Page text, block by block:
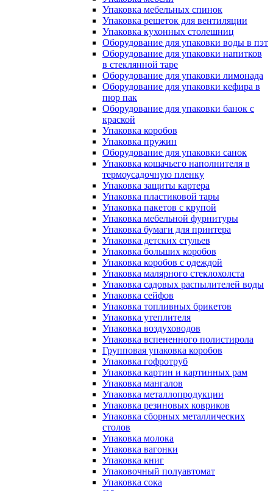
Упаковка мебельных спинок
Упаковка решеток для вентиляции
Упаковка кухонных столешниц
Оборудование для упаковки воды в пэт
Оборудование для упаковки напитков
в стеклянной таре
Оборудование для упаковки лимонада
Оборудование для упаковки кефира в
пюр пак
Оборудование для упаковки банок с
краской
Упаковка коробов
Упаковка пружин
Оборудование для упаковки санок
Упаковка кошачьего наполнителя в
термоусадочную пленку
Упаковка защиты картера
Упаковка пластиковой тары
Упаковка пакетов с крупой
Упаковка мебельной фурнитуры
Упаковка бумаги для принтера
Упаковка детских стульев
Упаковка больших коробов
Упаковка коробов с одеждой
Упаковка малярного стеклохолста
Упаковка садовых распылителей воды
Упаковка сейфов
Упаковка топливных брикетов
Упаковка утеплителя
Упаковка воздуховодов
Упаковка вспененного полистирола
Групповая упаковка коробов
Упаковка гофротруб
Упаковка картин и картинных рам
Упаковка мангалов
Упаковка металлопродукции
Упаковка резиновых ковриков
Упаковка сборных металлических
столов
Упаковка молока
Упаковка вагонки
Упаковка книг
Упаковочный полуавтомат
Упаковка сока